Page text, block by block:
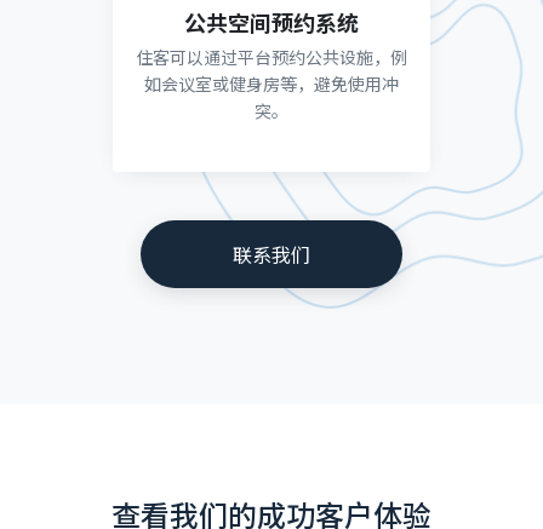
公共空间预约系统
住客可以通过平台预约公共设施，例
如会议室或健身房等，避免使用冲
突。
联系我们
查看我们的成功客户体验